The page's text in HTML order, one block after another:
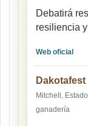
Debatirá
resiliencia
Web oficial
Dakotafest
Mitchell,
ganadería